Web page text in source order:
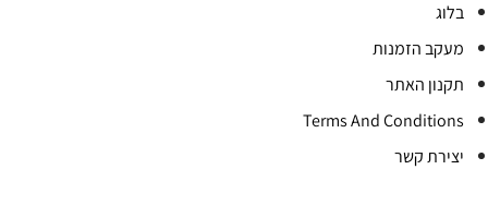
בלוג
מעקב הזמנות
תקנון האתר
Terms And Conditions
יצירת קשר